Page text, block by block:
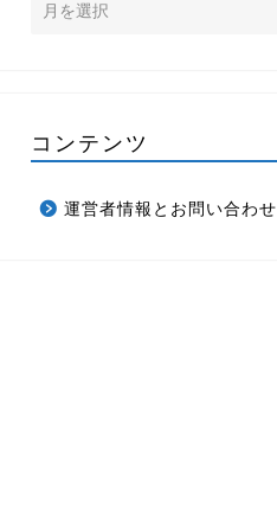
コンテンツ
運営者情報とお問い合わせ